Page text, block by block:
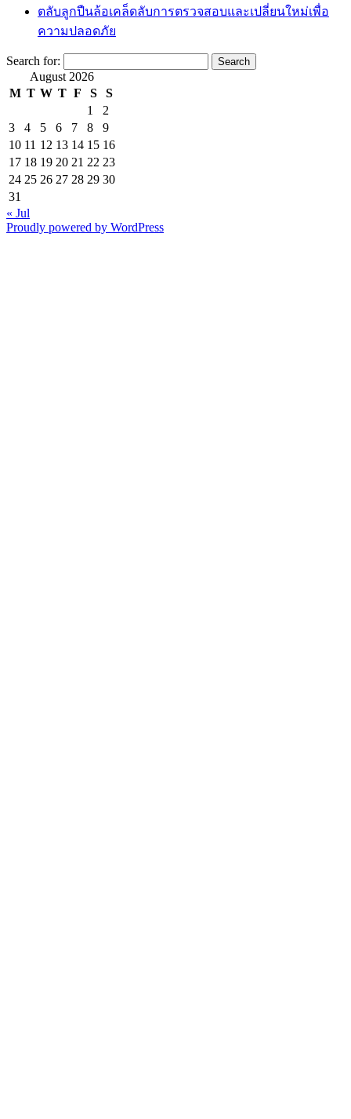
ตลับลูกปืนล้อเคล็ดลับการตรวจสอบและเปลี่ยนใหม่เพื่อ
ความปลอดภัย
Search for:
August 2026
M T W T F S
S
1
2
3
4 5 6 7 8
9
10 11 12 13 14 15 16
17 18 19 20 21 22 23
24 25 26 27 28 29 30
31
« Jul
Proudly powered by WordPress